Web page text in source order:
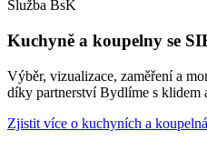
Služba BsK
Kuchyně a koupelny se
Výběr, vizualizace, zaměření a
díky partnerství Bydlíme s klidem
Zjistit více o kuchyních a